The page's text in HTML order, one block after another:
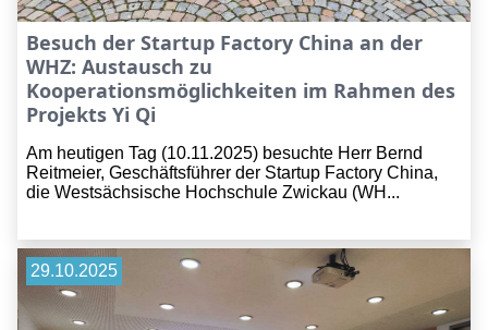
Besuch der Startup Factory China an der
WHZ: Austausch zu
Kooperationsmöglichkeiten im Rahmen des
Projekts Yi Qi
Am heutigen Tag (10.11.2025) besuchte Herr Bernd
Reitmeier, Geschäftsführer der Startup Factory China,
die Westsächsische Hochschule Zwickau (WH...
29.10.2025